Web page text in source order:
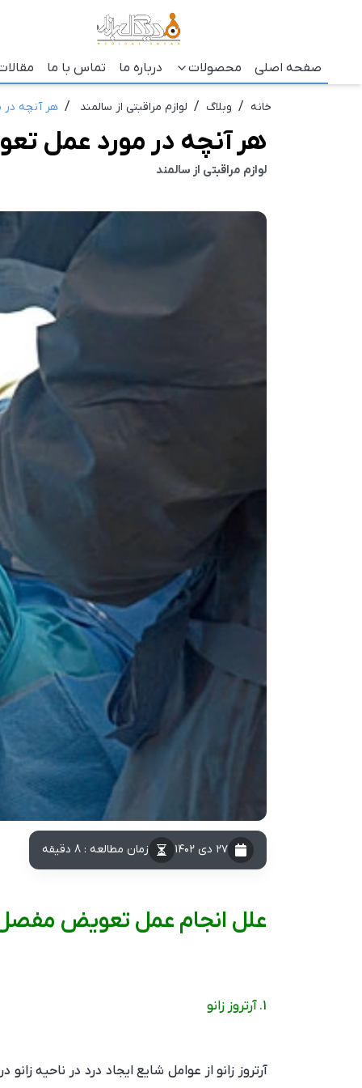
صفحه اصلی محصولات درباره ما تماس با ما
خانه / وبلاگ / لوازم مراقبتی از سالمند / هر آنچه در
هر آنچه در مورد عمل
لوازم مراقبتی از سالمند
۲۷ دی ۱۴۰۲ زمان مطالعه : 8 دقیقه
علل انجام عمل تعویض مفصل
1. آرتروز زانو
آرتروز زانو از عوامل شایع ایجاد درد در ناحیه